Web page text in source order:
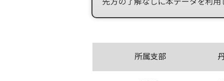
先方の了解なしに本データを利用
所属支部